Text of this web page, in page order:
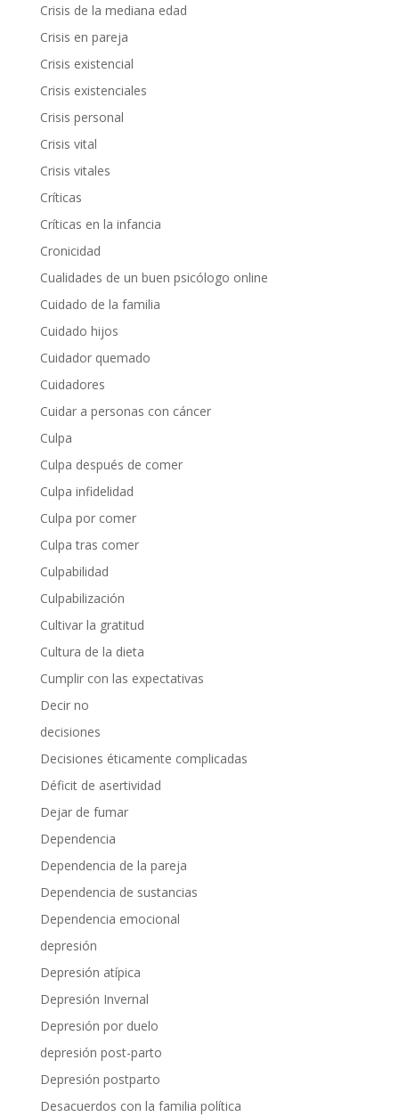
Crisis de la mediana edad
Crisis en pareja
Crisis existencial
Crisis existenciales
Crisis personal
Crisis vital
Crisis vitales
Críticas
Críticas en la infancia
Cronicidad
Cualidades de un buen psicólogo online
Cuidado de la familia
Cuidado hijos
Cuidador quemado
Cuidadores
Cuidar a personas con cáncer
Culpa
Culpa después de comer
Culpa infidelidad
Culpa por comer
Culpa tras comer
Culpabilidad
Culpabilización
Cultivar la gratitud
Cultura de la dieta
Cumplir con las expectativas
Decir no
decisiones
Decisiones éticamente complicadas
Déficit de asertividad
Dejar de fumar
Dependencia
Dependencia de la pareja
Dependencia de sustancias
Dependencia emocional
depresión
Depresión atípica
Depresión Invernal
Depresión por duelo
depresión post-parto
Depresión postparto
Desacuerdos con la familia política